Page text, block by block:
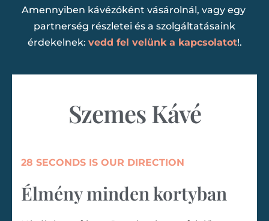
Amennyiben kávézóként vásárolnál, vagy egy
partnerség részletei és a szolgáltatásaink
érdekelnek: vedd fel velünk a kapcsolatot!.
Szemes Kávé
28 SECONDS IS OUR DIRECTION
Élmény minden kortyban